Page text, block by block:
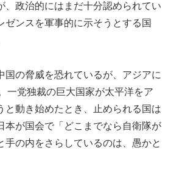
、政治的にはまだ十分認められてい
ゼンスを軍事的に示そうとする国
国の脅威を恐れているが、アジアに
一党独裁の巨大国家が太平洋をア
と動き始めたとき、止められる国は
本が国会で「どこまでなら自衛隊が
手の内をさらしているのは、愚かと